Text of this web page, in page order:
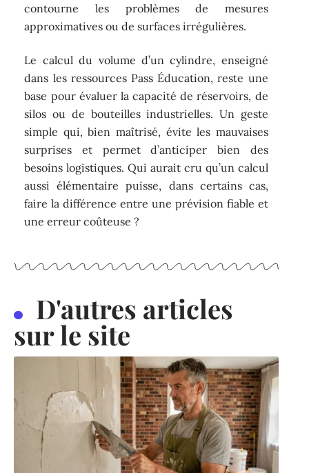
contourne les problèmes de mesures
approximatives ou de surfaces irrégulières.
Le calcul du volume d’un cylindre, enseigné
dans les ressources Pass Éducation, reste une
base pour évaluer la capacité de réservoirs, de
silos ou de bouteilles industrielles. Un geste
simple qui, bien maîtrisé, évite les mauvaises
surprises et permet d’anticiper bien des
besoins logistiques. Qui aurait cru qu’un calcul
aussi élémentaire puisse, dans certains cas,
faire la différence entre une prévision fiable et
une erreur coûteuse ?
D'autres articles
sur le site